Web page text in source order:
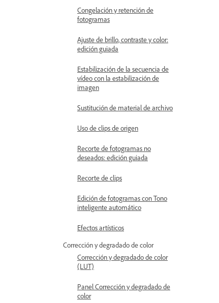
Congelación y retención de
fotogramas
Ajuste de brillo, contraste y color:
edición guiada
Estabilización de la secuencia de
vídeo con la estabilización de
imagen
Sustitución de material de archivo
Uso de clips de origen
Recorte de fotogramas no
deseados: edición guiada
Recorte de clips
Edición de fotogramas con Tono
inteligente automático
Efectos artísticos
Corrección y degradado de color
Corrección y degradado de color
(LUT)
Panel Corrección y degradado de
color